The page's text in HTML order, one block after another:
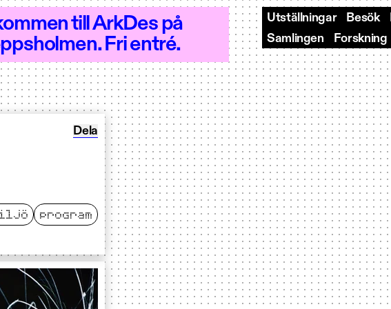
10–18 - Öppet 10–18
till ArkDes på
Fri entré.
Utställningar Besök
Samlingen
Forskning
Dela Öppningshelg
Dela
program